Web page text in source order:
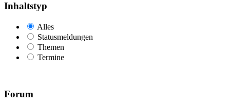
Inhaltstyp
Alles
Statusmeldungen
Themen
Termine
Forum